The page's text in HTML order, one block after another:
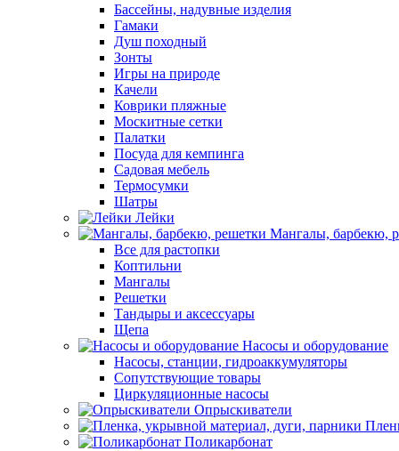
Бассейны, надувные изделия
Гамаки
Душ походный
Зонты
Игры на природе
Качели
Коврики пляжные
Москитные сетки
Палатки
Посуда для кемпинга
Садовая мебель
Термосумки
Шатры
Лейки
Мангалы, барбекю,
Все для растопки
Коптильни
Мангалы
Решетки
Тандыры и аксессуары
Щепа
Насосы и оборудование
Насосы, станции, гидроаккумуляторы
Сопутствующие товары
Циркуляционные насосы
Опрыскиватели
Поликарбонат